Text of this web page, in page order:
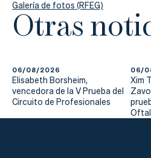
Galería de fotos (RFEG)
Otras
06/08/2026
Elisabeth Borsheim,
vencedora de la V Prueba del
Circuito de Profesionales
06/
Xim